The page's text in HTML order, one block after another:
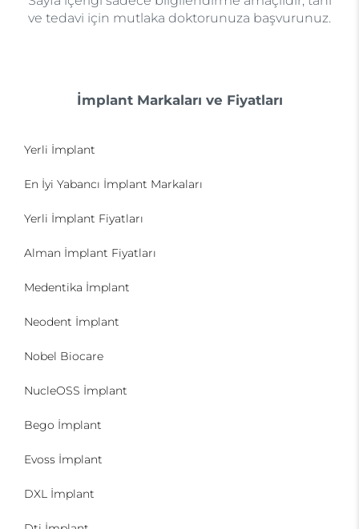
ve tedavi için mutlaka doktorunuza başvurunuz.
İmplant Markaları ve Fiyatları
Yerli İmplant
En İyi Yabancı İmplant Markaları
Yerli İmplant Fiyatları
Alman İmplant Fiyatları
Medentika İmplant
Neodent İmplant
Nobel Biocare
NucleOSS İmplant
Bego İmplant
Evoss İmplant
DXL İmplant